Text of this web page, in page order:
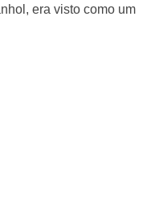
era visto como um